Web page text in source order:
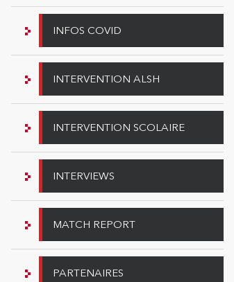
INFOS COVID
INTERVENTION ALSH
INTERVENTION SCOLAIRE
INTERVIEWS
MATCH REPORT
PARTENAIRES